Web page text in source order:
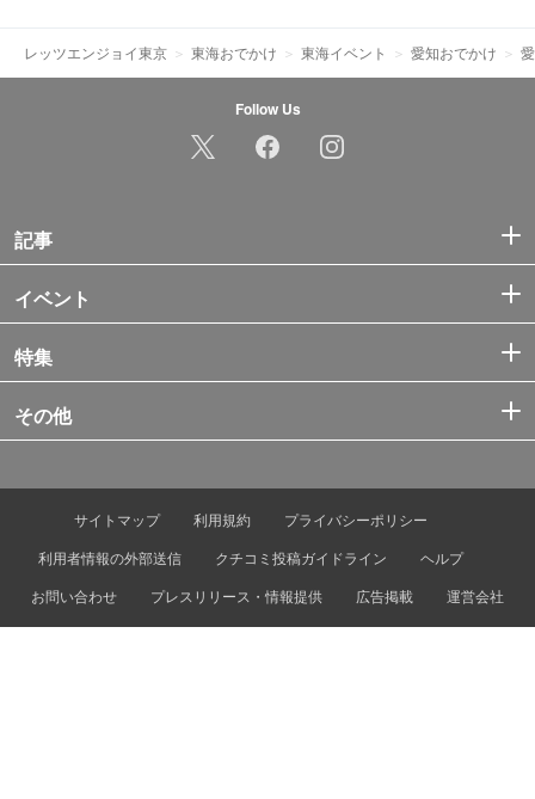
レッツエンジョイ東京 東海おでかけ 東海イベント 愛知おでかけ
Follow Us
記事
イベント
特集
その他
サイトマップ 利用規約
プライバシーポリシー
利用者情報の外部送信
クチコミ投稿ガイドライン
ヘルプ
お問い合わせ
プレスリリース・情報提供 広告掲載 運営会社